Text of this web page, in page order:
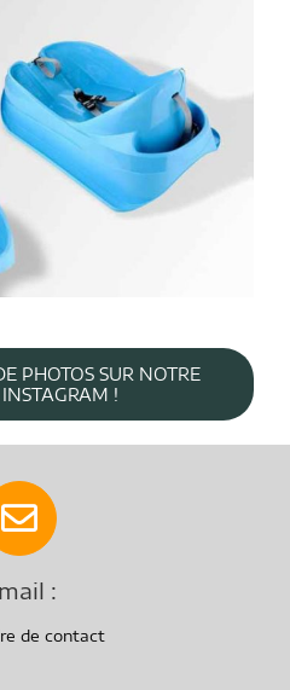
PHOTOS SUR NOTRE
!
:
de contact